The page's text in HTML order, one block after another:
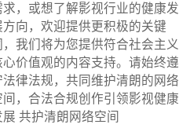
求，或想了解影视行业的健康发
方向，欢迎提供更积极的关键
，我们将为您提供符合社会主义
心价值观的内容支持。请始终遵
法律法规，共同维护清朗的网络
间，合法合规创作引领影视健康
展 共护清朗网络空间